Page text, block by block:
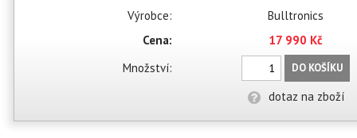
Výrobce:
Bulltronics
Cena:
17 990 Kč
Množství:
DO KOŠÍKU
dotaz na zboží